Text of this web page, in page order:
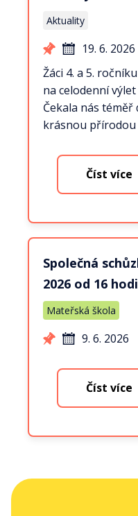
Aktuality
19. 6. 2026
Žáci 4. a 5.
na celodenní
Čekala nás
krásnou přírodou
Číst více
Společná
2026 od 16
Mateřská škola
9. 6. 2026
Číst více